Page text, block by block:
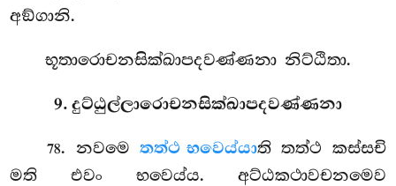
අඞ්ගානි.
භූතාරොචනසික්ඛාපදවණ්ණනා නිට්ඨිතා.
9. දුට්ඨුල්ලාරොචනසික්ඛාපදවණ්ණනා
78. නවමෙතත්ථ භවෙය්යාති තත්ථ කස්සචි
මති එවං භවෙය්ය. අට්ඨකථාවචනමෙව